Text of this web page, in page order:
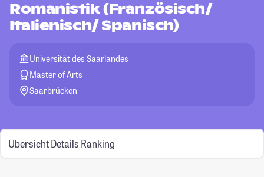
Romanistik (Französisch/
Italienisch/ Spanisch)
Universität des Saarlandes
Master of Arts
Saarbrücken
Übersicht Details Ranking